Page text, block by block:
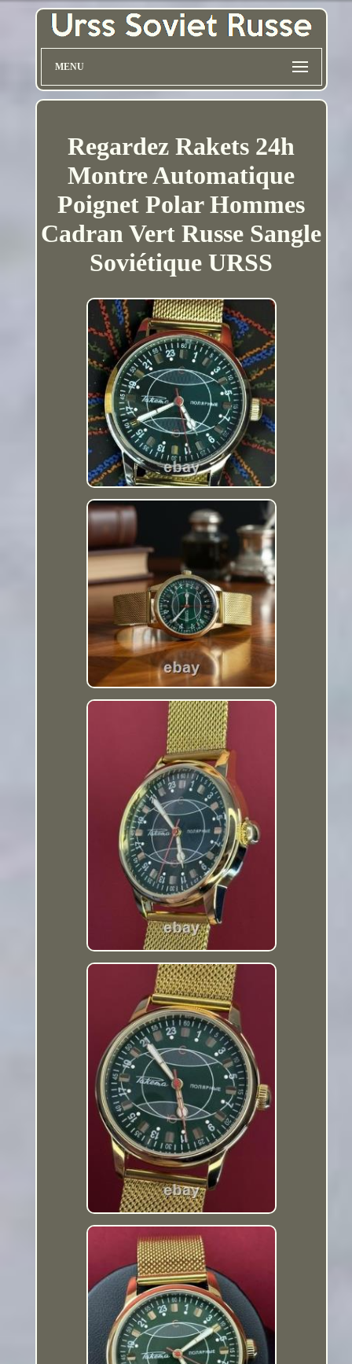
MENU
Regardez Rakets 24h
Montre Automatique
Poignet Polar Hommes
Cadran Vert Russe Sangle
Soviétique URSS